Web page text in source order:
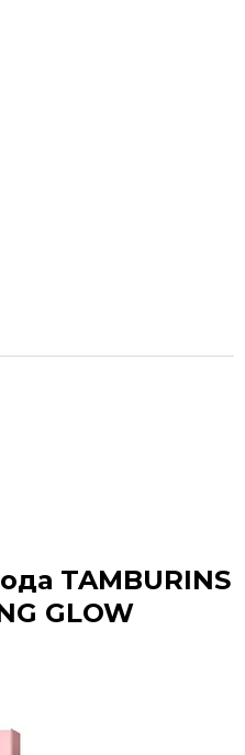
TAMBURINS
GLOW